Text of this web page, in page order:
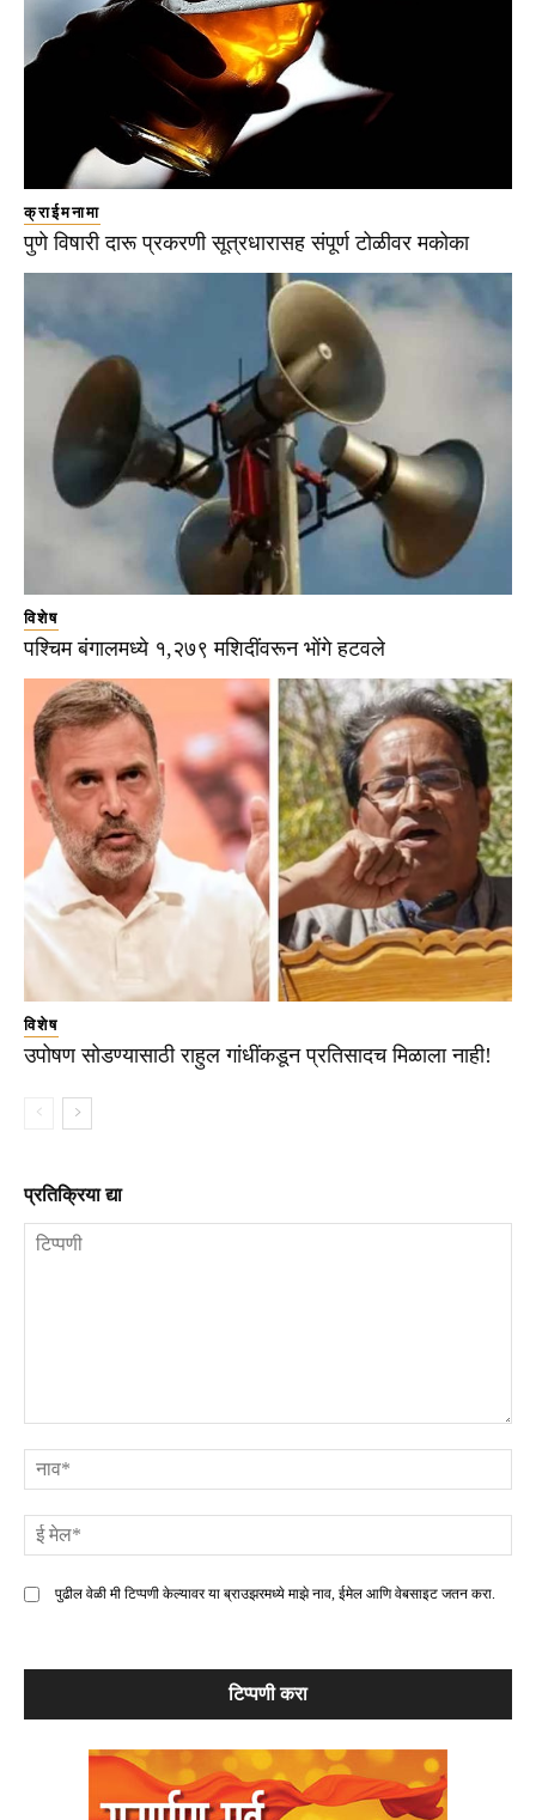
क्राईमनामा
पुणे विषारी दारू प्रकरणी सूत्रधारासह संपूर्ण टोळीवर मकोका
विशेष
पश्चिम बंगालमध्ये १,२७९ मशिदींवरून भोंगे हटवले
विशेष
उपोषण सोडण्यासाठी राहुल गांधींकडून प्रतिसादच मिळाला नाही!
प्रतिक्रिया द्या
पुढील वेळी मी टिप्पणी केल्यावर या ब्राउझरमध्ये माझे नाव, ईमेल आणि वेबसाइट जतन करा.